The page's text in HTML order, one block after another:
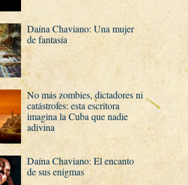
Daí­na Chaviano: Una mujer
de fantasí­a
No más zombies, dictadores ni
catástrofes: esta escritora
imagina la Cuba que nadie
adivina
Daí­na Chaviano: El encanto
de sus enigmas